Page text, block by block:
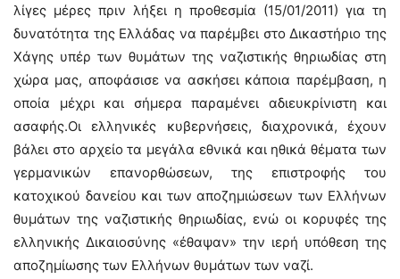
λίγες μέρες πριν λήξει η προθεσμία (15/01/2011) για τη
δυνατότητα της Ελλάδας να παρέμβει στο Δικαστήριο της
Χάγης υπέρ των θυμάτων της ναζιστικής θηριωδίας στη
χώρα μας, αποφάσισε να ασκήσει κάποια παρέμβαση, η
οποία μέχρι και σήμερα παραμένει αδιευκρίνιστη και
ασαφής.Οι ελληνικές κυβερνήσεις, διαχρονικά, έχουν
βάλει στο αρχείο τα μεγάλα εθνικά και ηθικά θέματα των
γερμανικών επανορθώσεων, της επιστροφής του
κατοχικού δανείου και των αποζημιώσεων των Ελλήνων
θυμάτων της ναζιστικής θηριωδίας, ενώ οι κορυφές της
ελληνικής Δικαιοσύνης «έθαψαν» την ιερή υπόθεση της
αποζημίωσης των Ελλήνων θυμάτων των ναζί.